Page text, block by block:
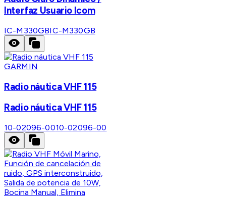
Interfaz Usuario Icom
IC-M330GBIC-M330GB
GARMIN
Radio náutica VHF 115
Radio náutica VHF 115
10-02096-0010-02096-00